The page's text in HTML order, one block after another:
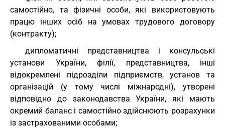
самостійно, та фізичні особи, які використовують
працю інших осіб на умовах трудового договору
(контракту);
дипломатичні представництва і консульські
установи України, філії, представництва, інші
відокремлені підрозділи підприємств, установ та
організацій (у тому числі міжнародні), утворені
відповідно до законодавства України, які мають
окремий баланс і самостійно здійснюють розрахунки
із застрахованими особами;